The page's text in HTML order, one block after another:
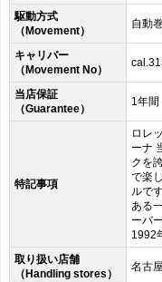
駆動方式
（Movement）
自動
キャリバー
（Movement No）
当店保証
（Guarantee）
1年間
特記事項
ロレ
ーナ
クを
で楽
ルで
ある
ーバ
1992
取り扱い店舗
（Handling stores）
名古